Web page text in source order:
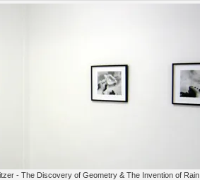
- The Discovery of Geometry & The Invention of Rain